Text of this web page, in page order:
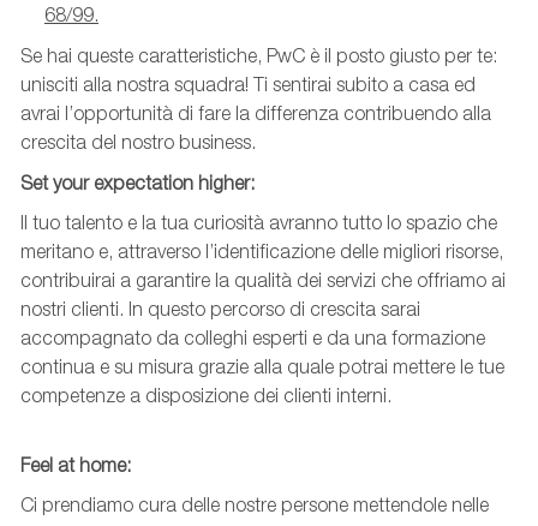
68/99.
Se hai queste caratteristiche, PwC è il posto giusto per te:
unisciti alla nostra squadra! Ti sentirai subito a casa ed
avrai l’opportunità di fare la differenza contribuendo alla
crescita del nostro business.
Setyour expectation higher:
Il tuo talento e la tua curiosità avranno tutto lo spazio che
meritano e, attraverso l’identificazione delle migliori risorse,
contribuirai a garantire la qualità dei servizi che offriamo ai
nostri clienti. In questo percorso di crescita sarai
accompagnato da colleghi esperti e da una formazione
continua e su misura grazie alla quale potrai mettere le tue
competenze a disposizione dei clienti interni.
Feel athome:
Ci prendiamo cura delle nostre persone mettendole nelle